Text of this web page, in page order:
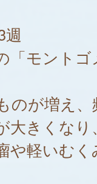
週
「モント
のが増え
大きくな
や軽いむ